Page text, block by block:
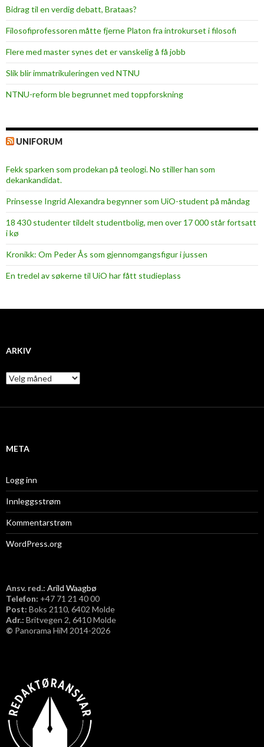
Bidrag til en verdig debatt, Brataas?
Filosofiprofessoren måtte fjerne Platon fra introkurset i filosofi
Flere med master synes det er vanskelig å få jobb
Slik blir immatrikuleringen ved NTNU
NTNU-reform ble begrunnet med toppforskning
UNIFORUM
Fekk sparken som prodekan på teologi. No stiller han som
dekankandidat.
Prinsesse Ingrid Alexandra begynner som UiO-student på måndag
18 430 studenter tildelt studentbolig, men over 17 000 står fortsatt
i kø
Kronikk: Om Peder Ås som gjennomgangsfigur i jussen
En tredel av søkerne til UiO har fått studieplass
ARKIV
A
r
i
META
Logg inn
Innleggsstrøm
Kommentarstrøm
WordPress.org
Ansv. red.: Arild Waagbø
Telefon: ​+47 71 21 40 00
Post: Boks 2110, 6402 Molde
Adr.: Britvegen 2, 6410 Molde
© Panorama HiM 2014-2026